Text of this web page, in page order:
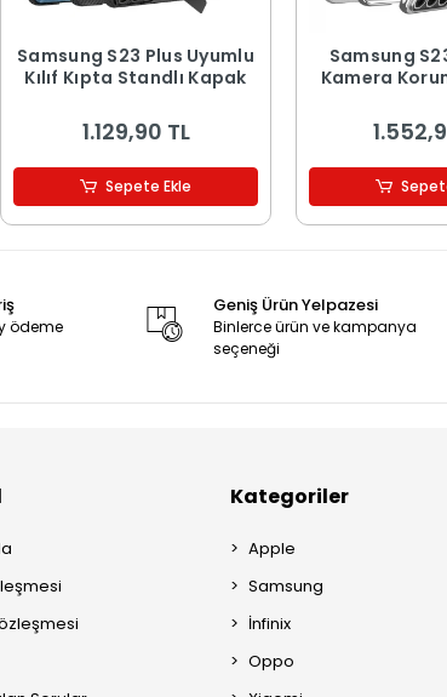
Samsung S23 Plus Uyumlu
Kılıf Kıpta Standlı Kapak
1.129,90 TL
Sepete Ekle
Samsung
Kamera
ödeme
Geniş Ürün Yelpazesi
Binlerce ürün ve kampanya
seçeneği
Kategoriler
Apple
Samsung
İnfinix
Oppo